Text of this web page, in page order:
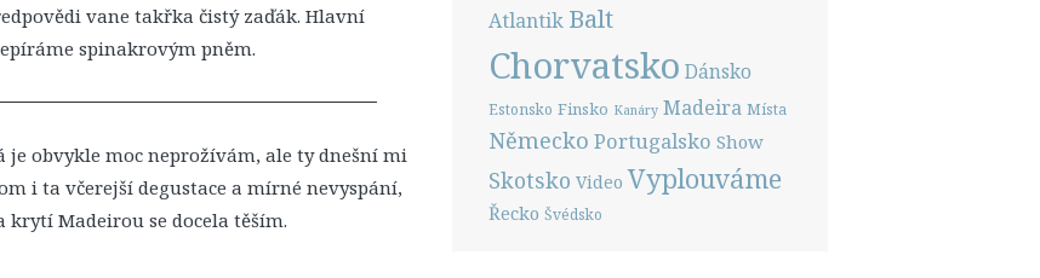
vane takřka čistý zaďák. Hlavní
spinakrovým pněm.
je obvykle moc neprožívám, ale ty dnešní mi
i ta včerejší degustace a mírné nevyspání,
Madeirou se docela těším.
Atlantik Balt
Chorvatsko Dánsko
Estonsko Finsko Kanáry Madeira Místa
Německo Portugalsko Show
Skotsko Video Vyplouváme
Řecko Švédsko